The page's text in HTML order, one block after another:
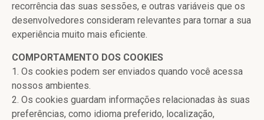
recorrência das suas sessões, e outras variáveis que os
desenvolvedores consideram relevantes para tornar a sua
experiência muito mais eficiente.
COMPORTAMENTO DOS COOKIES
1. Os cookies podem ser enviados quando você acessa
nossos ambientes.
2. Os cookies guardam informações relacionadas às suas
preferências, como idioma preferido, localização,